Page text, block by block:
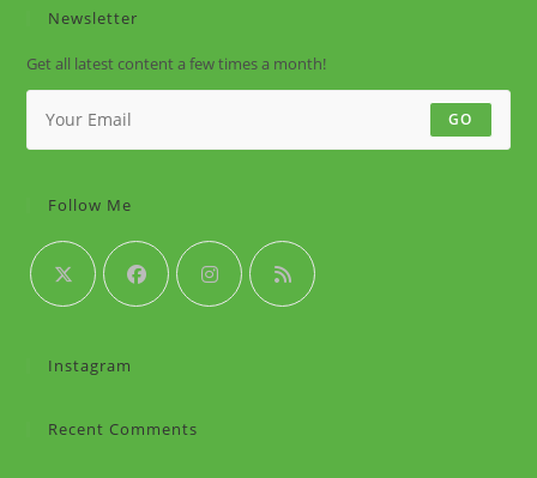
Newsletter
Get all latest content a few times a month!
GO
Follow Me
Instagram
Recent Comments